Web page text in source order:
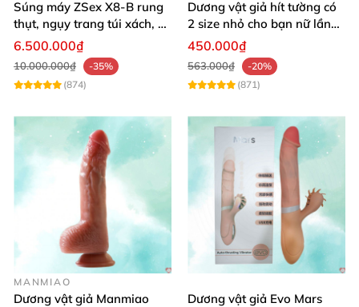
Súng máy ZSex X8-B rung
thụt, ngụy trang túi xách, 9
chế độ rung đa dạng
6.500.000₫
10.000.000₫
-35%
(874)
Dương vật giả hít tường có
2 size nhỏ cho bạn nữ lần
đầu sử dụng
450.000₫
563.000₫
-20%
(871)
MANMIAO
Dương vật giả Manmiao
Dương vật giả Evo Mars